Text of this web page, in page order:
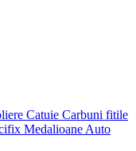
Catuie Carbuni fitile
Medalioane Auto